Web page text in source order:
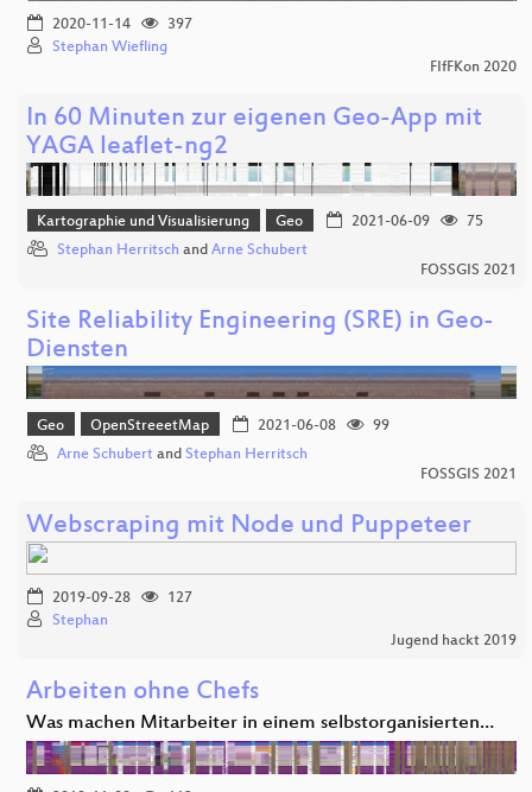
2020-11-14
397
Stephan Wiefling
FIfFKon 2020
In 60 Minuten zur eigenen Geo-App mit
YAGA leaflet-ng2
Kartographie und Visualisierung Geo 2021-06-09
75
Stephan Herritsch and Arne Schubert
FOSSGIS 2021
Site Reliability Engineering (SRE) in Geo-
Diensten
Geo OpenStreeetMap 2021-06-08
99
Arne Schubert and Stephan Herritsch
FOSSGIS 2021
Webscraping mit Node und Puppeteer
2019-09-28
127
Stephan
Jugend hackt 2019
Arbeiten ohne Chefs
Was machen Mitarbeiter in einem selbstorganisierten…